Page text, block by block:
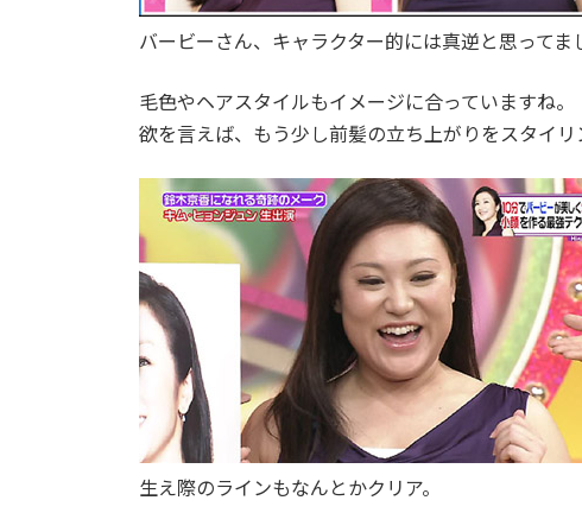
バービーさん、キャラクター的には真逆と思ってま
毛色やヘアスタイルもイメージに合っていますね。
欲を言えば、もう少し前髪の立ち上がりをスタイリ
生え際のラインもなんとかクリア。